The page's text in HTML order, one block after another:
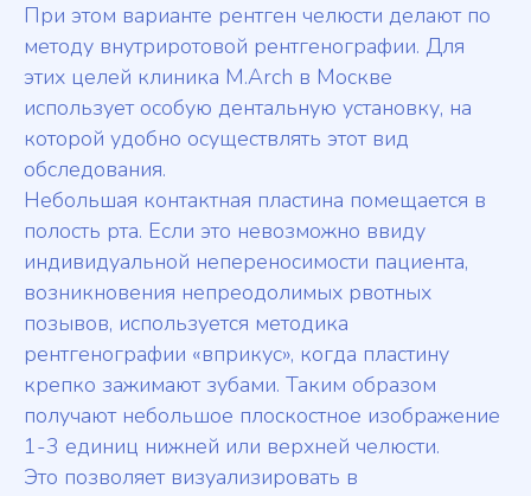
При этом варианте рентген челюсти делают по
методу внутриротовой рентгенографии. Для
этих целей клиника M.Arch в Москве
использует особую дентальную установку, на
которой удобно осуществлять этот вид
обследования.
Небольшая контактная пластина помещается в
полость рта. Если это невозможно ввиду
индивидуальной непереносимости пациента,
возникновения непреодолимых рвотных
позывов, используется методика
рентгенографии «вприкус», когда пластину
крепко зажимают зубами. Таким образом
получают небольшое плоскостное изображение
1-3 единиц нижней или верхней челюсти.
Это позволяет визуализировать в